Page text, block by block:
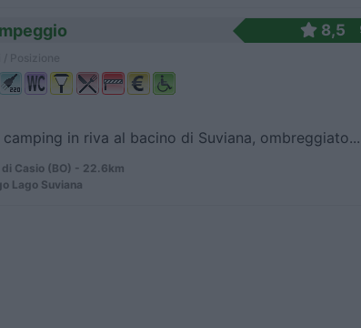
8,5
in riva al bacino di Suviana, ombreggiato...
Casio (BO) - 22.6km
Lago Suviana